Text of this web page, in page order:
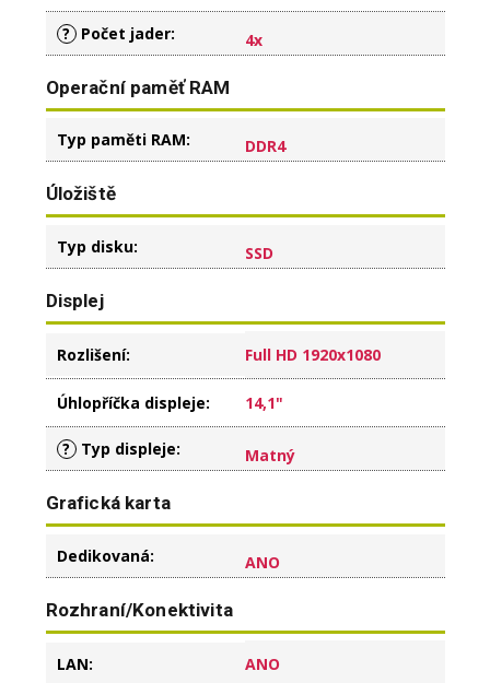
? Počet jader: 4x
Operační paměť RAM
Typ paměti RAM: DDR4
Úložiště
Typ disku: SSD
Displej
Rozlišení: Full HD 1920x1080
Úhlopříčka displeje: 14,1"
? Typ displeje: Matný
Grafická karta
Dedikovaná: ANO
Rozhraní/Konektivita
LAN: ANO